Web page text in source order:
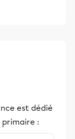
est dédié
primaire :